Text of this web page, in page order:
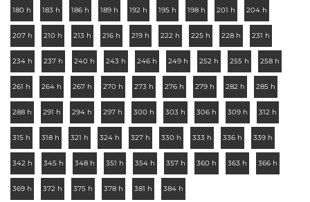
180 h 183 h 186 h 189 h 192 h 195 h 198 h 201 h 204 h
207 h 210 h 213 h 216 h 219 h 222 h 225 h 228 h 231 h
234 h 237 h 240 h 243 h 246 h 249 h 252 h 255 h 258 h
261 h 264 h 267 h 270 h 273 h 276 h 279 h 282 h 285 h
288 h 291 h 294 h 297 h 300 h 303 h 306 h 309 h 312 h
315 h 318 h 321 h 324 h 327 h 330 h 333 h 336 h 339 h
342 h 345 h 348 h 351 h 354 h 357 h 360 h 363 h 366 h
369 h 372 h 375 h 378 h 381 h 384 h